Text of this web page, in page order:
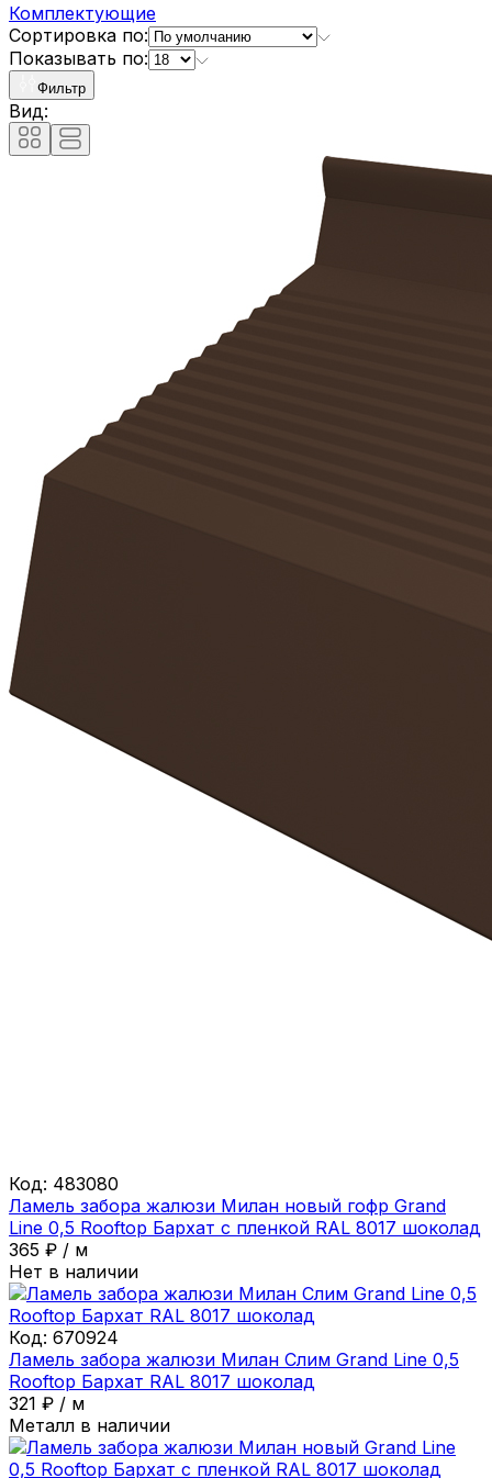
Комплектующие
Сортировка по:
Показывать по:
Фильтр
Вид:
Код: 483080
Ламель забора жалюзи Милан новый гофр Grand
Line 0,5 Rooftop Бархат с пленкой RAL 8017 шоколад
365 ₽ / м
Нет в наличии
Код: 670924
Ламель забора жалюзи Милан Слим Grand Line 0,5
Rooftop Бархат RAL 8017 шоколад
321 ₽ / м
Металл в наличии